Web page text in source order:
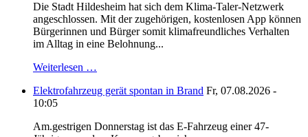
Die Stadt Hildesheim hat sich dem Klima-Taler-Netzwerk
angeschlossen. Mit der zugehörigen, kostenlosen App können
Bürgerinnen und Bürger somit klimafreundliches Verhalten
im Alltag in eine Belohnung...
Weiterlesen …
Elektrofahrzeug gerät spontan in Brand Fr, 07.08.2026 -
10:05
Am.gestrigen Donnerstag ist das E-Fahrzeug einer 47-